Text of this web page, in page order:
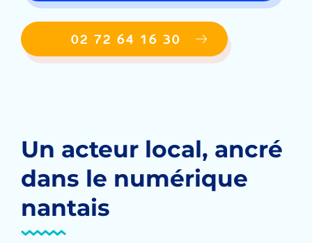
02 72 64 16 30
Un acteur local, ancré
dans le numérique
nantais